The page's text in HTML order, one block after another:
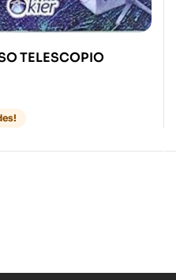
TELESCOPIO